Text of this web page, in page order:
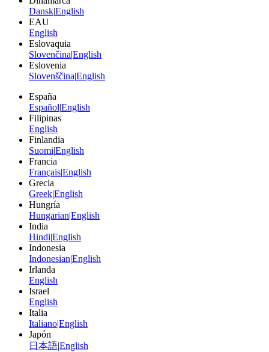
DanskEnglish
EAU
English
Eslovaquia
SlovenčinaEnglish
Eslovenia
SlovenščinaEnglish
España
EspañolEnglish
Filipinas
English
Finlandia
SuomiEnglish
Francia
FrançaisEnglish
Grecia
GreekEnglish
Hungría
HungarianEnglish
India
HindiEnglish
Indonesia
IndonesianEnglish
Irlanda
English
Israel
English
Italia
ItalianoEnglish
Japón
日本語English